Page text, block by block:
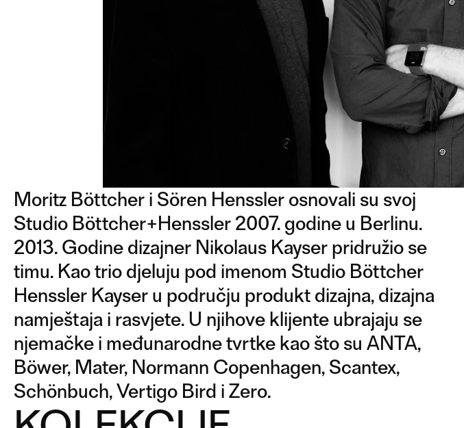
Moritz Böttcher i Sören Henssler osnovali su svoj
Studio Böttcher+Henssler 2007. godine u Berlinu.
2013. Godine dizajner Nikolaus Kayser pridružio se
timu. Kao trio djeluju pod imenom Studio Böttcher
Henssler Kayser u području produkt dizajna, dizajna
namještaja i rasvjete. U njihove klijente ubrajaju se
njemačke i međunarodne tvrtke kao što su ANTA,
Böwer, Mater, Normann Copenhagen, Scantex,
Schönbuch, Vertigo Bird i Zero.